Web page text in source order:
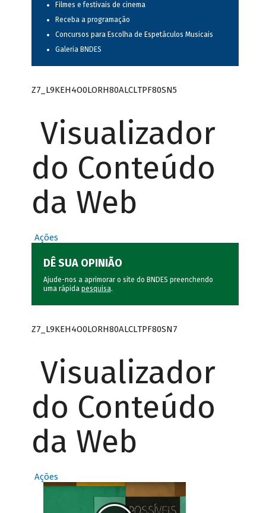
Filmes e festivais de cinema
Receba a programação
Concursos para Escolha de Espetáculos Musicais
Galeria BNDES
Z7_L9KEH4O0LORH80ALCLTPF80SN5
Visualizador
do Conteúdo
da Web
Ações
DÊ SUA OPINIÃO
Ajude-nos a aprimorar o site do BNDES preenchendo
uma rápida pesquisa.
Z7_L9KEH4O0LORH80ALCLTPF80SN7
Visualizador
do Conteúdo
da Web
Ações